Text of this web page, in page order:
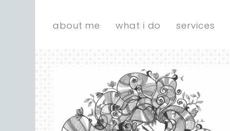
about me what i do services